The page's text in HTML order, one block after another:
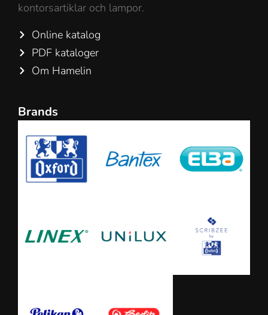
kontorsartiklar och lampor.
Online katalog
PDF kataloger
Om Hamelin
Brands